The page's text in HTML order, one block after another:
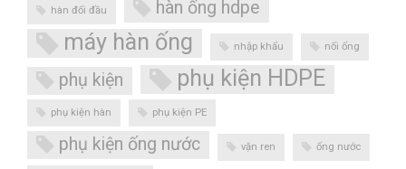
hàn đối đầu hàn ống hdpe
máy hàn ống nhập khẩu nối ống
phụ kiện phụ kiện HDPE
phụ kiện hàn phụ kiện PE
phụ kiện ống nước vặn ren ống nước